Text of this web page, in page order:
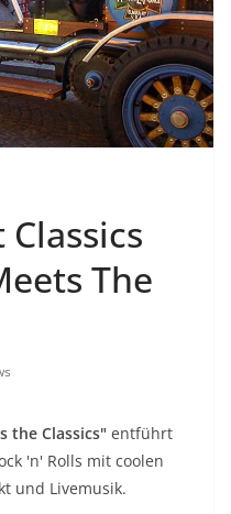
The
the Classics" entführt
'n' Rolls mit coolen
und Livemusik.